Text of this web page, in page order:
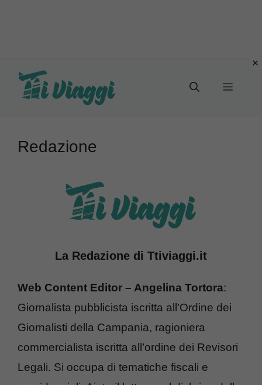
Menu
Redazione
La Redazione di Ttiviaggi.it
Web Content Editor – Angelina Tortora:
Giornalista pubblicista iscritta all’Ordine dei
Giornalisti della Campania, ragioniera
commercialista iscritta all’ordine dei Revisori
Legali. Si occupa di tematiche fiscali e